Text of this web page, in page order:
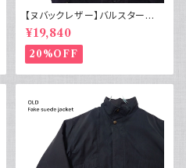
【ヌバックレザー】バルスター型
ブルゾンジャケット イタリア ヴィ
ンテージ 黒
¥19,840
20%OFF